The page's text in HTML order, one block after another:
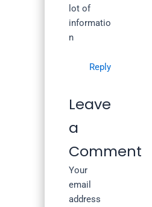
lot of
informatio
n
Reply
Leave
a
Comment
Your
email
address